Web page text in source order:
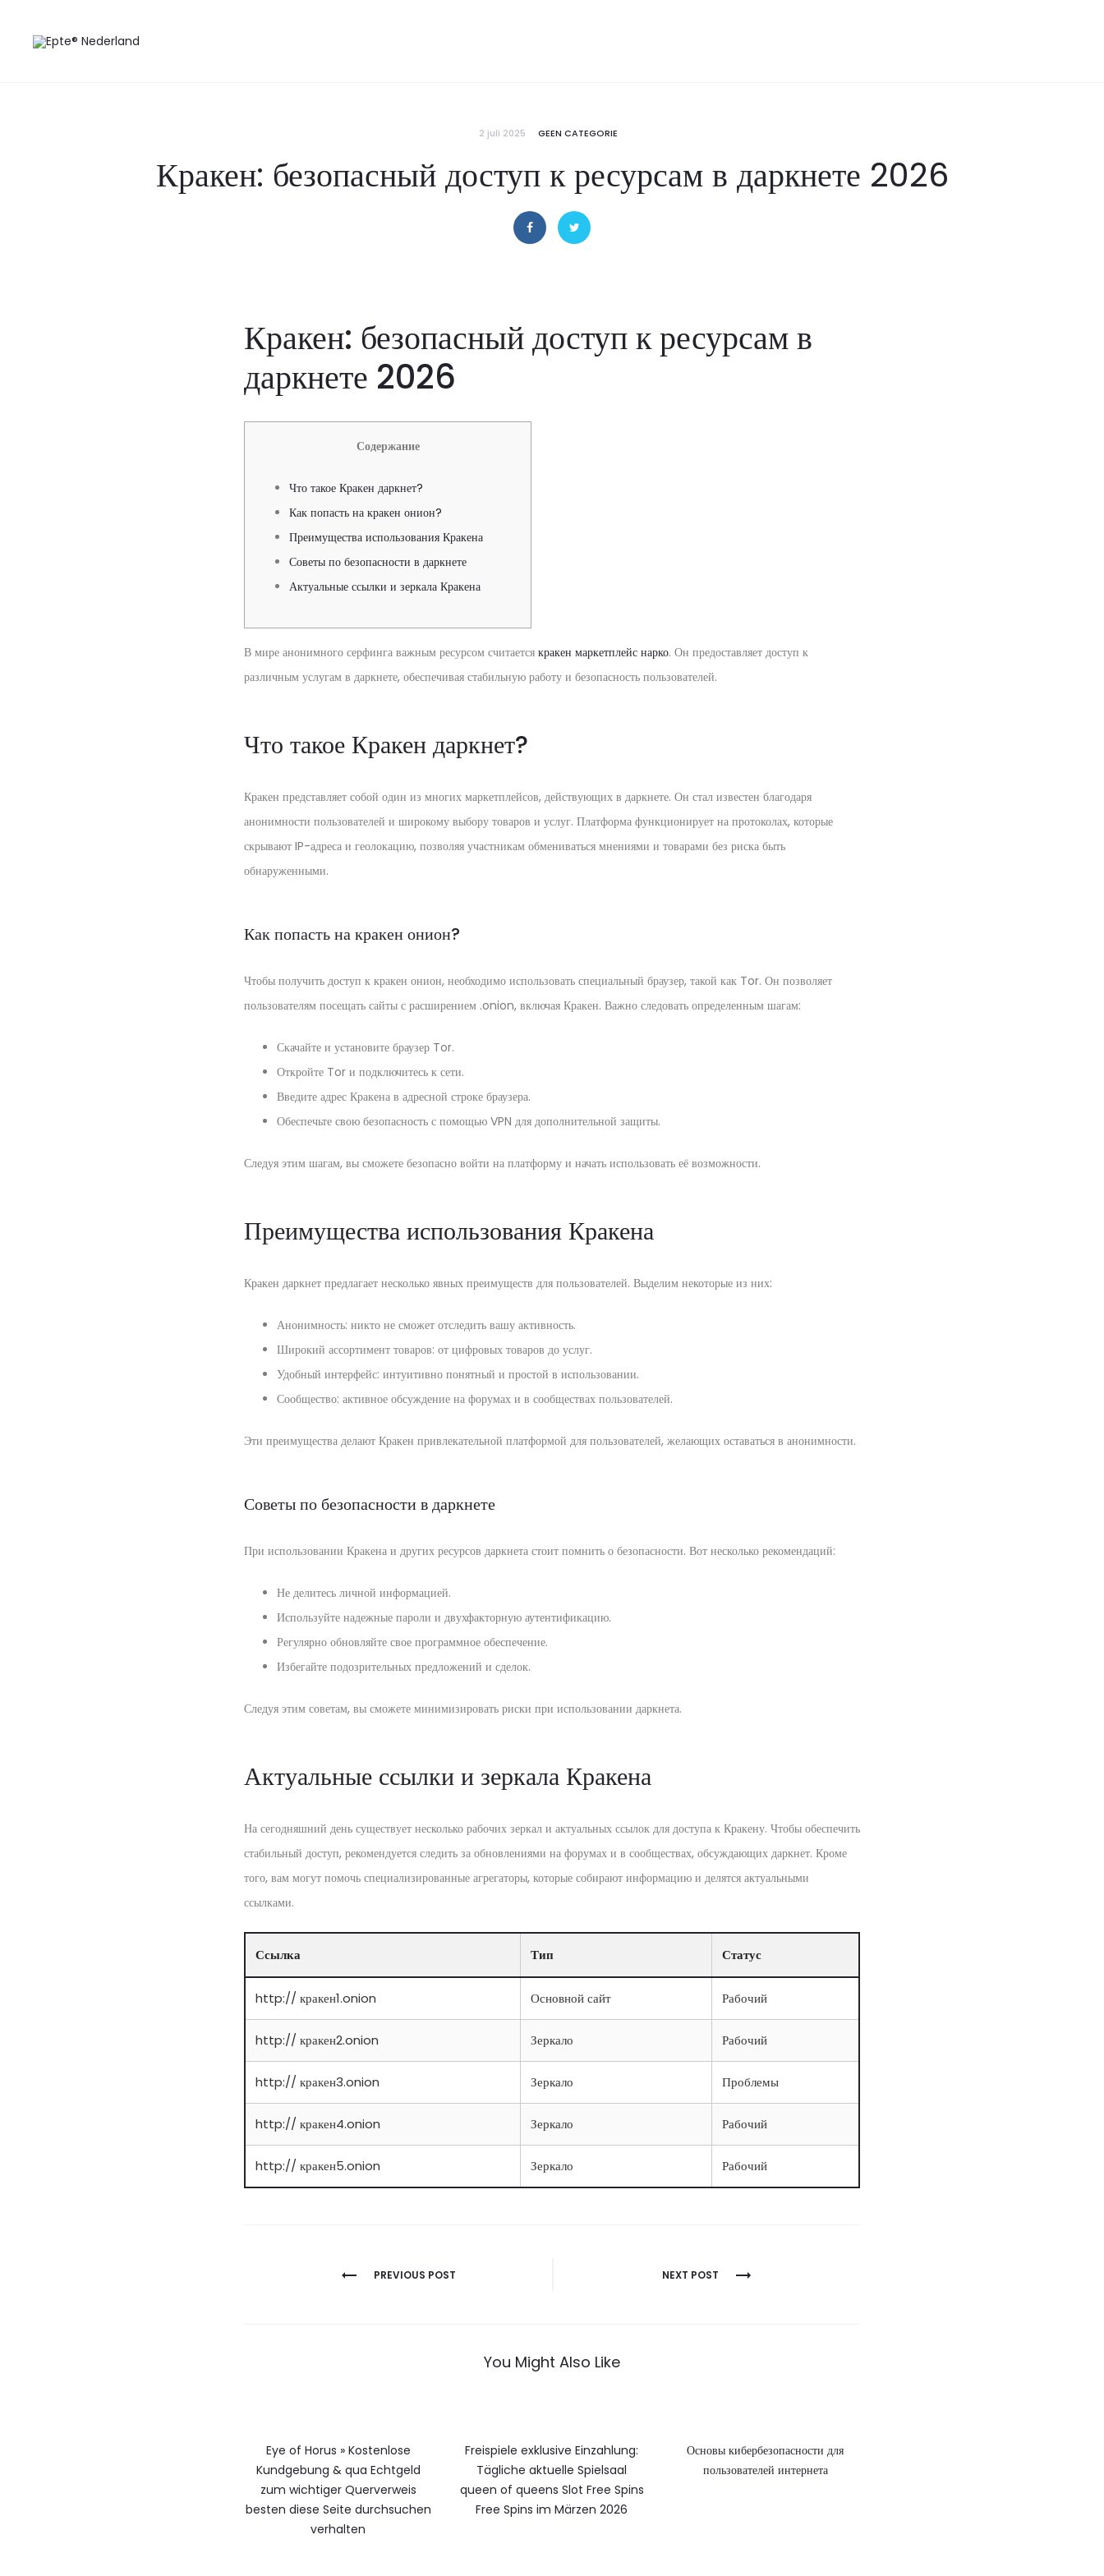
2 juli 2025 GEEN CATEGORIE
Кракен: безопасный доступ к ресурсам в даркнете 2026
Кракен: безопасный доступ к ресурсам в
даркнете 2026
Содержание
Что такое Кракен даркнет?
Как попасть на кракен онион?
Преимущества использования Кракена
Советы по безопасности в даркнете
Актуальные ссылки и зеркала Кракена
В мире анонимного серфинга важным ресурсом считается кракен маркетплейс нарко. Он предоставляет доступ к
различным услугам в даркнете, обеспечивая стабильную работу и безопасность пользователей.
Что такое Кракен даркнет?
Кракен представляет собой один из многих маркетплейсов, действующих в даркнете. Он стал известен благодаря
анонимности пользователей и широкому выбору товаров и услуг. Платформа функционирует на протоколах, которые
скрывают IP-адреса и геолокацию, позволяя участникам обмениваться мнениями и товарами без риска быть
обнаруженными.
Как попасть на кракен онион?
Чтобы получить доступ к кракен онион, необходимо использовать специальный браузер, такой как Tor. Он позволяет
пользователям посещать сайты с расширением .onion, включая Кракен. Важно следовать определенным шагам:
Скачайте и установите браузер Tor.
Откройте Tor и подключитесь к сети.
Введите адрес Кракена в адресной строке браузера.
Обеспечьте свою безопасность с помощью VPN для дополнительной защиты.
Следуя этим шагам, вы сможете безопасно войти на платформу и начать использовать её возможности.
Преимущества использования Кракена
Кракен даркнет предлагает несколько явных преимуществ для пользователей. Выделим некоторые из них:
Анонимность: никто не сможет отследить вашу активность.
Широкий ассортимент товаров: от цифровых товаров до услуг.
Удобный интерфейс: интуитивно понятный и простой в использовании.
Сообщество: активное обсуждение на форумах и в сообществах пользователей.
Эти преимущества делают Кракен привлекательной платформой для пользователей, желающих оставаться в анонимности.
Советы по безопасности в даркнете
При использовании Кракена и других ресурсов даркнета стоит помнить о безопасности. Вот несколько рекомендаций:
Не делитесь личной информацией.
Используйте надежные пароли и двухфакторную аутентификацию.
Регулярно обновляйте свое программное обеспечение.
Избегайте подозрительных предложений и сделок.
Следуя этим советам, вы сможете минимизировать риски при использовании даркнета.
Актуальные ссылки и зеркала Кракена
На сегодняшний день существует несколько рабочих зеркал и актуальных ссылок для доступа к Кракену. Чтобы обеспечить
стабильный доступ, рекомендуется следить за обновлениями на форумах и в сообществах, обсуждающих даркнет. Кроме
того, вам могут помочь специализированные агрегаторы, которые собирают информацию и делятся актуальными
ссылками.
Ссылка Тип Статус
http:// кракен1.onion Основной сайт Рабочий
http:// кракен2.onion Зеркало Рабочий
http:// кракен3.onion Зеркало Проблемы
http:// кракен4.onion Зеркало Рабочий
http:// кракен5.onion Зеркало Рабочий
Berichtnavigatie
PREVIOUS POST NEXT POST
You Might Also Like
Eye of Horus » Kostenlose
Kundgebung & qua Echtgeld
zum wichtiger Querverweis
besten diese Seite durchsuchen
verhalten
Freispiele exklusive Einzahlung:
Tägliche aktuelle Spielsaal
queen of queens Slot Free Spins
Free Spins im Märzen 2026
Основы кибербезопасности для
пользователей интернета